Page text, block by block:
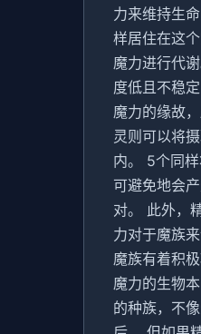
力来维持生
样居住在这
魔力进行代
度低且不稳
魔力的缘故
灵则可以将
内。 5个同
可避免地会
对。 此外，
力对于魔族
魔族有着积
魔力的生物
的种族，不